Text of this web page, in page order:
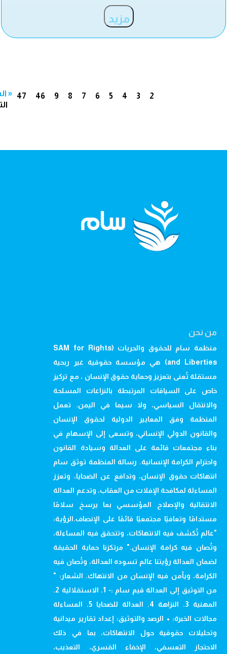
مزيد
« 2
3
4
5
6
7
8
9
46
47
من نحن
منظمة سام للحقوق والحريات (SAM for Rights
and Liberties) هي مؤسسة حقوقية غير ربحية
مستقلة تُعنى بتعزيز وحماية حقوق الإنسان ، مع تركيز
خاص على السياقات المرتبطة بالنزاعات المسلحة
والانتقال السياسي، ولا سيما في اليمن. تعمل
المنظمة وفق المعايير الدولية لحقوق الإنسان
والقانون الدولي الإنساني، وتسعى إلى الإسهام في
بناء مجتمعات قائمة على العدالة وسيادة القانون
واحترام الكرامة الإنسانية. رسالة المنظمة توثق سام
انتهاكات حقوق الإنسان، وتدافع عن الضحايا، وتعزز
المساءلة لمكافحة الإفلات من العقاب، وتدعم العدالة
الانتقالية والإصلاح المؤسسي بما يرسخ سلامًا
مستدامًا وتعافيًا مجتمعيًا قائمًا على الإنصاف.الرؤية:
"عالم تُكشف فيه الانتهاكات، وتتحقق فيه المساءلة،
وتُصان فيه كرامة الإنسان." مرتكزنا حماية الحقيقة
لضمان العدالة رؤيتنا عالم تسوده العدالة، وتُصان فيه
الكرامة، ويأمن فيه الإنسان من الانتهاك. الشعار: "
من التوثيق إلى العدالة قيم سام :- 1. الاستقلالية 2.
المهنية 3. النزاهة 4. العدالة للضحايا 5. المساءلة
مجالات الخبرة: • الرصد والتوثيق: إعداد تقارير ميدانية
وتحليلات حقوقية حول الانتهاكات، بما في ذلك
الاحتجاز التعسفي، الإخفاء القسري، التعذيب،